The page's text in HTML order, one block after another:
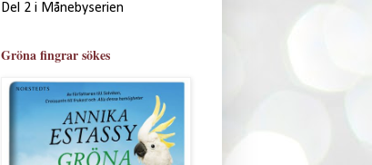
Del 2 i Månebyserien
Gröna fingrar sökes